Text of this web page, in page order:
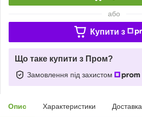
або
Купити з
Що таке купити з Пром?
Замовлення під захистом
Опис Характеристики Доставка